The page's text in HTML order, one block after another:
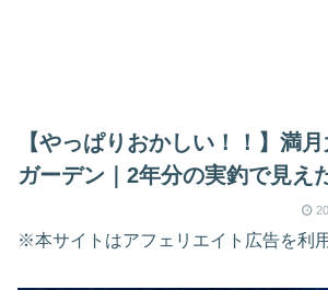
【やっぱりおかしい！！】満
ガーデン｜2年分の実釣で見え
※本サイトはアフェリエイト広告を利